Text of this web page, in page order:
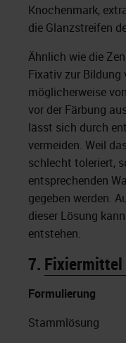
Knochenmark,
die Glanzstreifen
Ähnlich wie die
Fixativ zur Bildung
möglicherweise
vor der Färbung
lässt sich durch
vermeiden. Weil
schlecht toleriert,
entsprechenden
gegeben werden.
dieser Lösung
entstehen.
7. Fixiermittel
Formulierung
Stammlösung